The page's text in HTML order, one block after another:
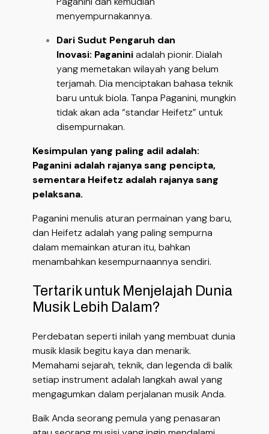
menyempurnakannya.
Dari Sudut Pengaruh dan
Inovasi: Paganiniadalah pionir. Dialah
yang memetakan wilayah yang belum
terjamah. Dia menciptakan bahasa teknik
baru untuk biola. Tanpa Paganini, mungkin
tidak akan ada “standar Heifetz” untuk
disempurnakan.
Kesimpulan yang paling adil adalah:
Paganini adalah rajanya sang pencipta,
sementara Heifetz adalah rajanya sang
pelaksana.
Paganini menulis aturan permainan yang baru,
dan Heifetz adalah yang paling sempurna
dalam memainkan aturan itu, bahkan
menambahkan kesempurnaannya sendiri.
Tertarik untuk Menjelajah Dunia
Musik Lebih Dalam?
Perdebatan seperti inilah yang membuat dunia
musik klasik begitu kaya dan menarik.
Memahami sejarah, teknik, dan legenda di balik
setiap instrument adalah langkah awal yang
mengagumkan dalam perjalanan musik Anda.
Baik Anda seorang pemula yang penasaran